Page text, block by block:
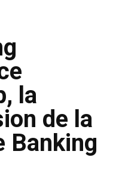
la
de la
Banking